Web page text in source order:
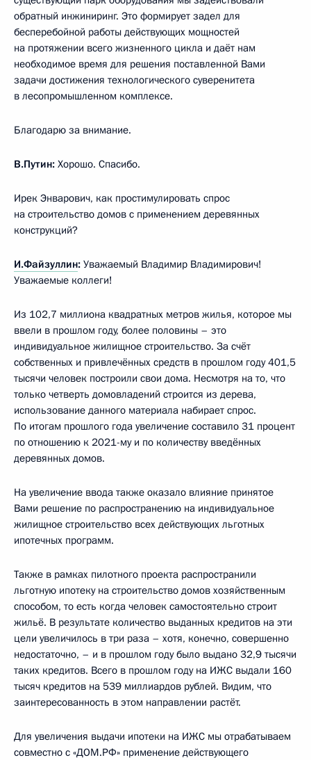
обратный инжиниринг. Это формирует задел для
бесперебойной работы действующих мощностей
на протяжении всего жизненного цикла и даёт нам
необходимое время для решения поставленной Вами
задачи достижения технологического суверенитета
в лесопромышленном комплексе.
Благодарю за внимание.
В.Путин: Хорошо. Спасибо.
Ирек Энварович, как простимулировать спрос
на строительство домов с применением деревянных
конструкций?
И.Файзуллин: Уважаемый Владимир Владимирович!
Уважаемые коллеги!
Из 102,7 миллиона квадратных метров жилья, которое мы
ввели в прошлом году, более половины – это
индивидуальное жилищное строительство. За счёт
собственных и привлечённых средств в прошлом году 401,5
тысячи человек построили свои дома. Несмотря на то, что
только четверть домовладений строится из дерева,
использование данного материала набирает спрос.
По итогам прошлого года увеличение составило 31 процент
по отношению к 2021-му и по количеству введённых
деревянных домов.
На увеличение ввода также оказало влияние принятое
Вами решение по распространению на индивидуальное
жилищное строительство всех действующих льготных
ипотечных программ.
Также в рамках пилотного проекта распространили
льготную ипотеку на строительство домов хозяйственным
способом, то есть когда человек самостоятельно строит
жильё. В результате количество выданных кредитов на эти
цели увеличилось в три раза – хотя, конечно, совершенно
недостаточно, – и в прошлом году было выдано 32,9 тысячи
таких кредитов. Всего в прошлом году на ИЖС выдали 160
тысяч кредитов на 539 миллиардов рублей. Видим, что
заинтересованность в этом направлении растёт.
Для увеличения выдачи ипотеки на ИЖС мы отрабатываем
совместно с «ДОМ.РФ» применение действующего